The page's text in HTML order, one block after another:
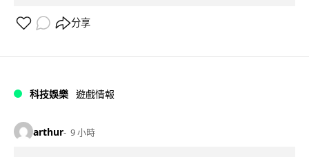
分享
科技娛樂 遊戲情報
arthur 9 小時